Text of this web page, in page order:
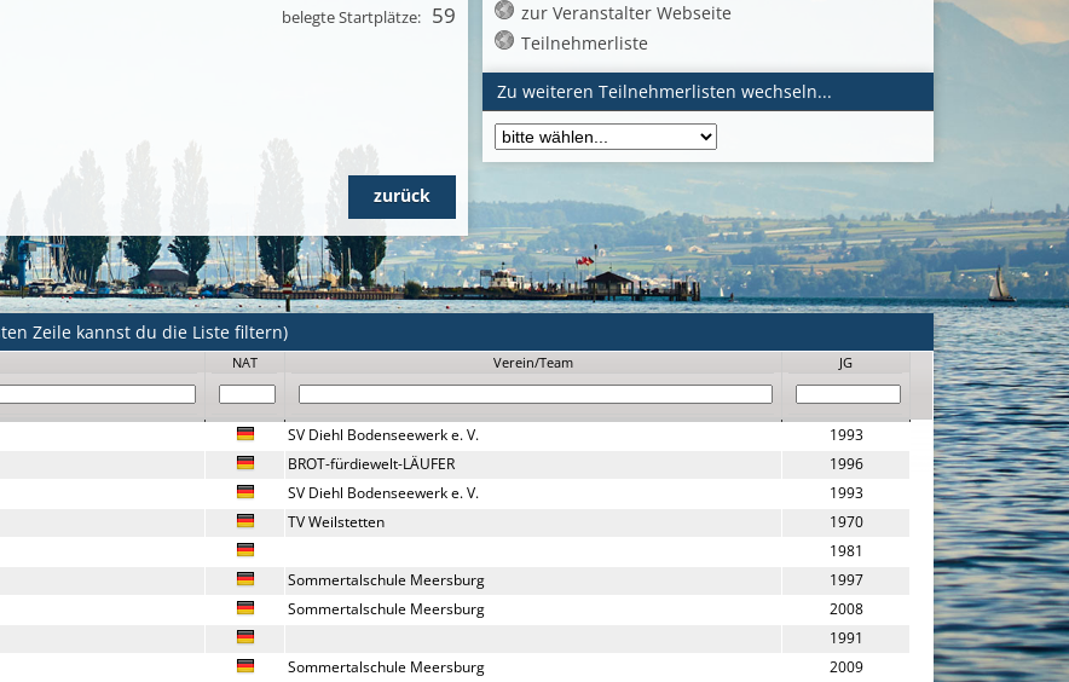
belegte Startplätze: 59
zurück
zur Veranstalter Webseite
Teilnehmerliste
Zu weiteren Teilnehmerlisten wechseln...
Zeile kannst du die Liste filtern)
NAT Verein/Team JG
SV Diehl Bodenseewerk e. V.
1993
BROT-fürdiewelt-LÄUFER
1996
SV Diehl Bodenseewerk e. V.
1993
TV Weilstetten
1970
1981
Sommertalschule Meersburg
1997
Sommertalschule Meersburg
2008
1991
Sommertalschule Meersburg 2009